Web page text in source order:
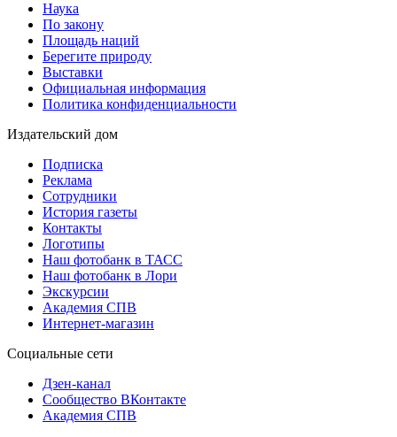
Наука
По закону
Площадь наций
Берегите природу
Выставки
Официальная информация
Политика конфиденциальности
Издательский дом
Подписка
Реклама
Сотрудники
История газеты
Контакты
Логотипы
Наш фотобанк в ТАСС
Наш фотобанк в Лори
Экскурсии
Академия СПВ
Интернет-магазин
Социальные сети
Дзен-канал
Сообщество ВКонтакте
Академия СПВ